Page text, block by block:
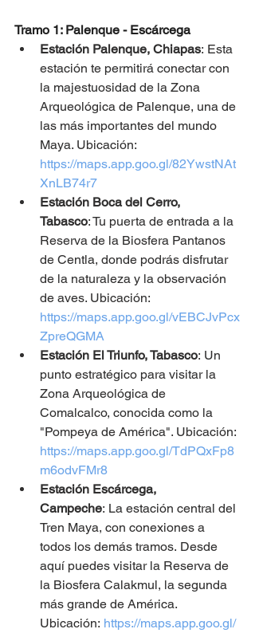
Tramo 1: Palenque - Escárcega
Estación Palenque, Chiapas: Esta
estación te permitirá conectar con
la majestuosidad de la Zona
Arqueológica de Palenque, una de
las más importantes del mundo
Maya. Ubicación:
https://maps.app.goo.gl/82YwstNAt
XnLB74r7
Estación Boca del Cerro,
Tabasco: Tu puerta de entrada a la
Reserva de la Biosfera Pantanos
de Centla, donde podrás disfrutar
de la naturaleza y la observación
de aves. Ubicación:
https://maps.app.goo.gl/vEBCJvPcx
ZpreQGMA
Estación El Triunfo, Tabasco: Un
punto estratégico para visitar la
Zona Arqueológica de
Comalcalco, conocida como la
"Pompeya de América". Ubicación:
https://maps.app.goo.gl/TdPQxFp8
m6odvFMr8
Estación Escárcega,
Campeche: La estación central del
Tren Maya, con conexiones a
todos los demás tramos. Desde
aquí puedes visitar la Reserva de
la Biosfera Calakmul, la segunda
más grande de América.
Ubicación: https://maps.app.goo.gl/